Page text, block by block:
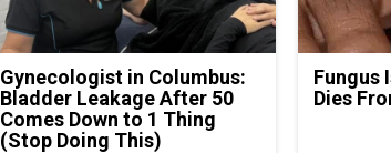
Gynecologist in Columbus:
Bladder Leakage After 50
Comes Down to 1 Thing
(Stop Doing This)
Fungus
Dies